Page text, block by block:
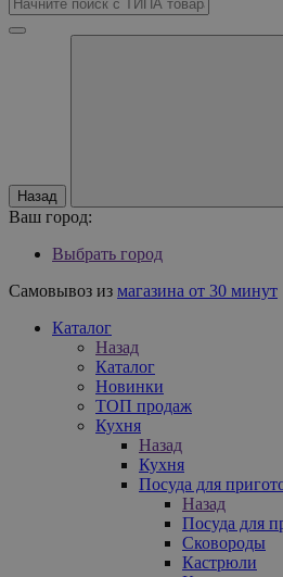
Назад
Ваш город:
Выбрать город
Самовывоз из магазина от 30 минут
Каталог
Назад
Каталог
Новинки
ТОП продаж
Кухня
Назад
Кухня
Посуда для
Назад
Посуда для
Сковороды
Кастрюли